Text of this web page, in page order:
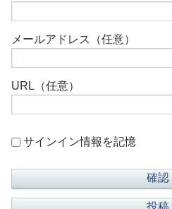
メールアドレス（任意）
URL（任意）
サインイン情報を記憶